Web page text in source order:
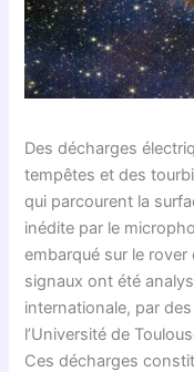
Des décharges
tempêtes et des
qui parcourent la
inédite par le
embarqué sur le rover
signaux ont été
internationale, par
l’Université de
Ces décharges